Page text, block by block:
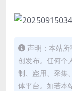
声明：本站
创发布。任何个
制、盗用、采集
体平台。如若本